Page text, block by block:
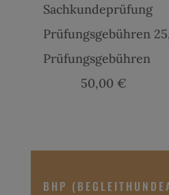
Prüfungsgebühren
50,00 €
BHP